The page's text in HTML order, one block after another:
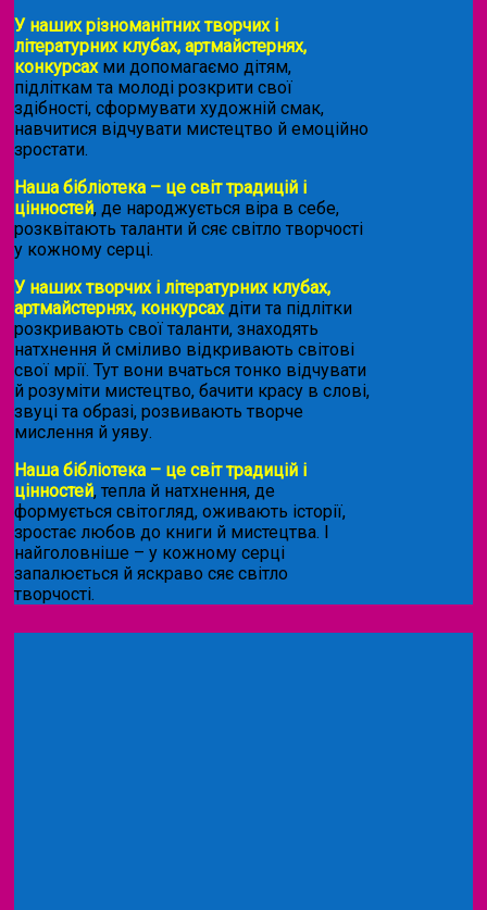
У наших різноманітних творчих і
літературних клубах, артмайстернях,
конкурсахми допомагаємо дітям,
підліткам та молоді розкрити свої
здібності, сформувати художній смак,
навчитися відчувати мистецтво й емоційно
зростати.
Наша бібліотека – це світ традицій і
цінностей, де народжується віра в себе,
розквітають таланти й сяє світло творчості
у кожному серці.
У наших творчих і літературних клубах,
артмайстернях, конкурсахдіти та підлітки
розкривають свої таланти, знаходять
натхнення й сміливо відкривають світові
свої мрії. Тут вони вчаться тонко відчувати
й розуміти мистецтво, бачити красу в слові,
звуці та образі, розвивають творче
мислення й уяву.
Наша бібліотека – це світ традицій і
цінностей, тепла й натхнення, де
формується світогляд, оживають історії,
зростає любов до книги й мистецтва. І
найголовніше – у кожному серці
запалюється й яскраво сяє світло
творчості.